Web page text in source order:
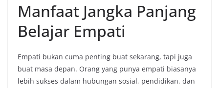
Manfaat Jangka Panjang
Belajar Empati
Empati bukan cuma penting buat sekarang, tapi juga
buat masa depan. Orang yang punya empati biasanya
lebih sukses dalam hubungan sosial, pendidikan, dan